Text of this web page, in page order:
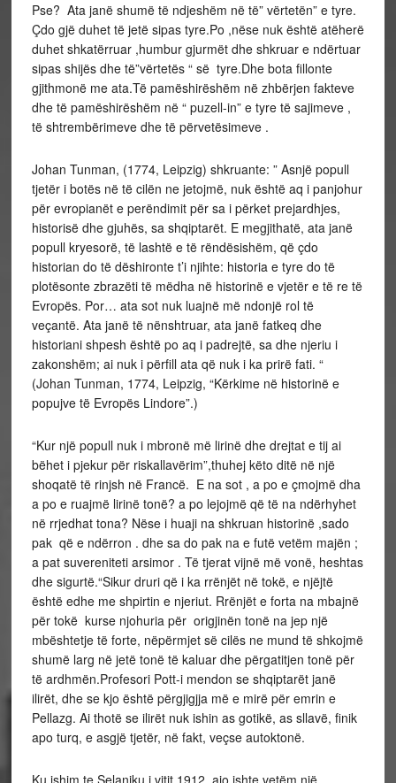
Pse? Ata janë shumë të ndjeshëm në të” vërtetën” e tyre.
Çdo gjë duhet të jetë sipas tyre.Po ,nëse nuk është atëherë
duhet shkatërruar ,humbur gjurmët dhe shkruar e ndërtuar
sipas shijës dhe të”vërtetës “ së tyre.Dhe bota fillonte
gjithmonë me ata.Të pamëshirëshëm në zhbërjen fakteve
dhe të pamëshirëshëm në “ puzell-in” e tyre të sajimeve ,
të shtrembërimeve dhe të përvetësimeve .
Johan Tunman, (1774, Leipzig) shkruante: ” Asnjë popull
tjetër i botës në të cilën ne jetojmë, nuk është aq i panjohur
për evropianët e perëndimit për sa i përket prejardhjes,
historisë dhe gjuhës, sa shqiptarët. E megjithatë, ata janë
popull kryesorë, të lashtë e të rëndësishëm, që çdo
historian do të dëshironte t’i njihte: historia e tyre do të
plotësonte zbrazëti të mëdha në historinë e vjetër e të re të
Evropës. Por… ata sot nuk luajnë më ndonjë rol të
veçantë. Ata janë të nënshtruar, ata janë fatkeq dhe
historiani shpesh është po aq i padrejtë, sa dhe njeriu i
zakonshëm; ai nuk i përfill ata që nuk i ka prirë fati. “
(Johan Tunman, 1774, Leipzig, “Kërkime në historinë e
popujve të Evropës Lindore”.)
“Kur një popull nuk i mbronë më lirinë dhe drejtat e tij ai
bëhet i pjekur për riskallavërim”,thuhej këto ditë në një
shoqatë të rinjsh në Francë. E na sot , a po e çmojmë dha
a po e ruajmë lirinë tonë? a po lejojmë që të na ndërhyhet
në rrjedhat tona? Nëse i huaji na shkruan historinë ,sado
pak që e ndërron . dhe sa do pak na e futë vetëm majën ;
a pat suvereniteti arsimor . Të tjerat vijnë më vonë, heshtas
dhe sigurtë.“Sikur druri që i ka rrënjët në tokë, e njëjtë
është edhe me shpirtin e njeriut. Rrënjët e forta na mbajnë
për tokë kurse njohuria për origjinën tonë na jep një
mbështetje të forte, nëpërmjet së cilës ne mund të shkojmë
shumë larg në jetë tonë të kaluar dhe përgatitjen tonë për
të ardhmën.Profesori Pott-i mendon se shqiptarët janë
ilirët, dhe se kjo është përgjigjja më e mirë për emrin e
Pellazg. Ai thotë se ilirët nuk ishin as gotikë, as sllavë, finik
apo turq, e asgjë tjetër, në fakt, veçse autoktonë.
Ku ishim te Selaniku i vitit 1912, ajo ishte vetëm një